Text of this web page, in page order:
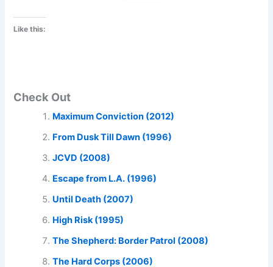
Like this:
Check Out
Maximum Conviction (2012)
From Dusk Till Dawn (1996)
JCVD (2008)
Escape from L.A. (1996)
Until Death (2007)
High Risk (1995)
The Shepherd: Border Patrol (2008)
The Hard Corps (2006)